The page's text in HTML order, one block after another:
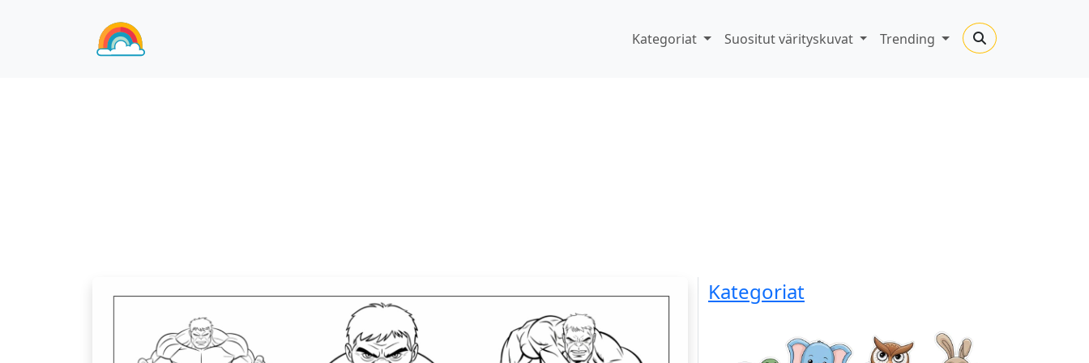
Kategoriat Suositut värityskuvat Trending
Kategoriat